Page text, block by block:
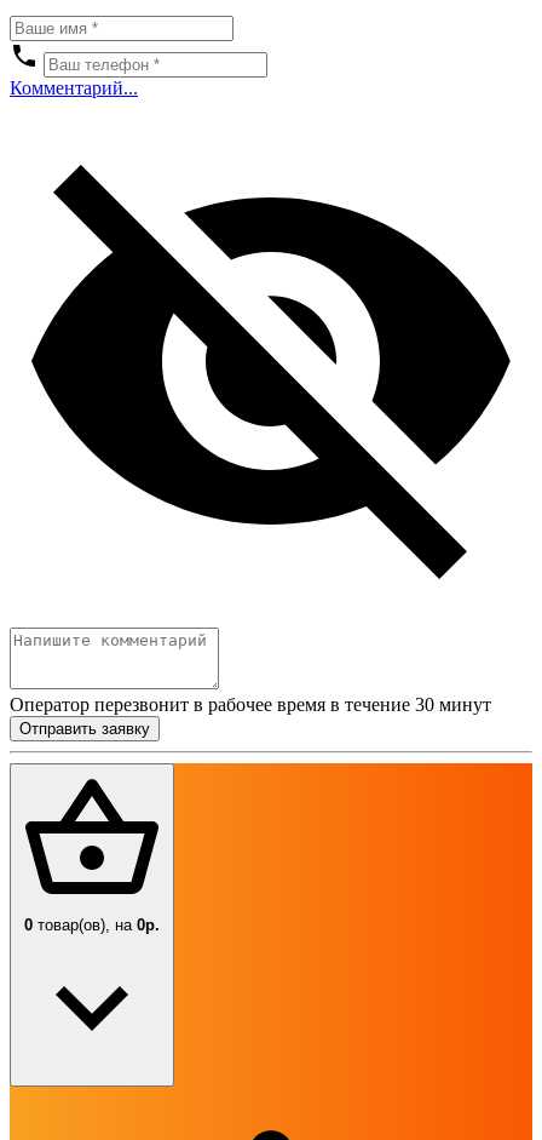
Комментарий...
Оператор перезвонит в рабочее время в течение 30 минут
Отправить заявку
0 товар(ов), на 0р.